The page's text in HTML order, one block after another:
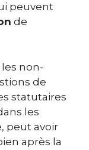
peuvent
de
non-
de
statutaires
les
peut avoir
après la